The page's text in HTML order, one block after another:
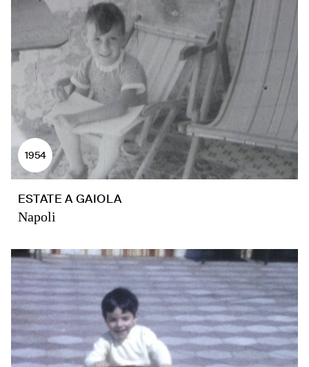
1954
ESTATE A GAIOLA
Napoli